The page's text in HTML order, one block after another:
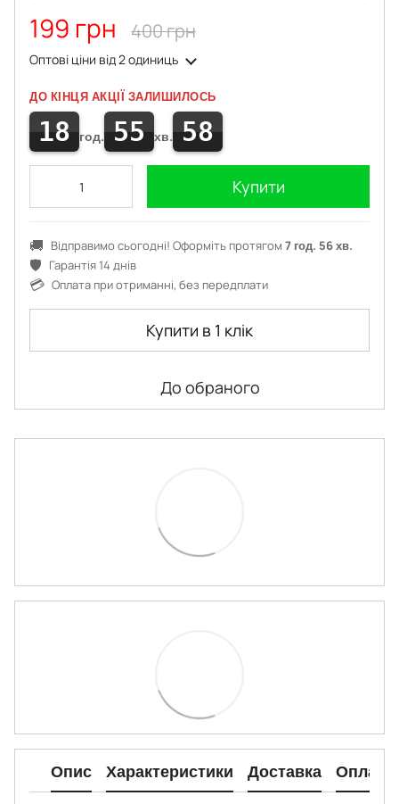
199 грн 400 грн
Оптові ціни від 2 одиниць
ДО КІНЦЯ АКЦІЇ ЗАЛИШИЛОСЬ
18 год. 55 хв. 58
Купити
🚚 Відправимо сьогодні! Оформіть протягом 7 год. 56 хв.
🛡️ Гарантія 14 днів
💳 Оплата при отриманні, без передплати
Купити в 1 клік
До обраного
Опис Характеристики Доставка Оплата